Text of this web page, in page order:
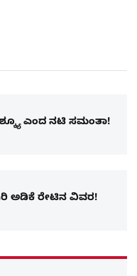
ಎಂದ ನಟಿ ಸಮಂತಾ!
ಅಡಿಕೆ ರೇಟಿನ ವಿವರ!